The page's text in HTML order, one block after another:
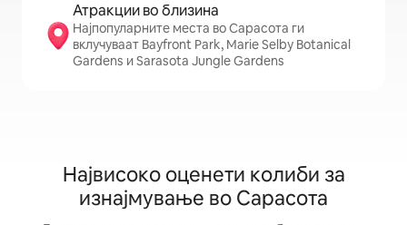
Атракции во близина
Најпопуларните места во Сарасота ги
вклучуваат Bayfront Park, Marie Selby Botanical
Gardens и Sarasota Jungle Gardens
Највисоко оценети колиби за
изнајмување во Сарасота